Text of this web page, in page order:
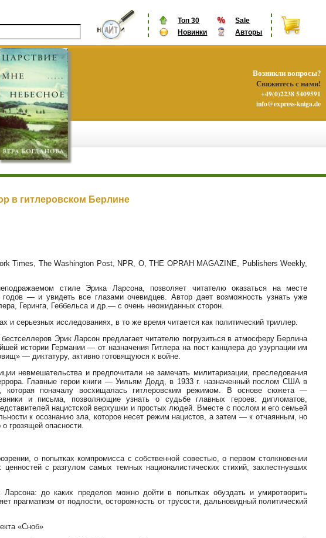
Топ 30
Sale
Новинки
Авторы
в гитлеровском Берлине
Times, The Washington Post, NPR, O, THE OPRAH MAGAZINE, Publishers Weekly,
стиле Эрика Ларсона, позволяет читателю оказаться на месте
— и увидеть все глазами очевидцев. Автор дает возможность узнать уже
Геринга, Геббельса и др.— с очень неожиданных сторон.
и серьезных исследованиях, в то же время читается как политический триллер.
Эрик Ларсон предлагает читателю погрузиться в атмосферу Берлина
истории Германии — от назначения Гитлера на пост канцлера до узурпации им
— диктатуру, активно готовящуюся к войне.
невмешательства и предпочитали не замечать милитаризации, преследования
Главные герои книги — Уильям Додд, в 1933 г. назначенный послом США в
которая поначалу восхищалась гитлеровским режимом. В основе сюжета —
и письма, позволяющие узнать о судьбе главных героев: дипломатов,
нацистской верхушки и простых людей. Вместе с послом и его семьей
к осознанию зла, которое несет режим нацистов, а затем — к отчаянным, но
грозящей опасности.
о попытках компромисса с собственной совестью, о первом столкновении
ценностей с разгулом самых темных националистических стихий, захлестнувших
Ларсона: до каких пределов можно дойти в попытках обуздать и умиротворить
прагматизм от подлости, осторожность от трусости, дальновидный политический
«Сноб»
Возникли вопросы?
Свяжитесь с нами!
+49(0)2238 5409591
info@express-kniga.de